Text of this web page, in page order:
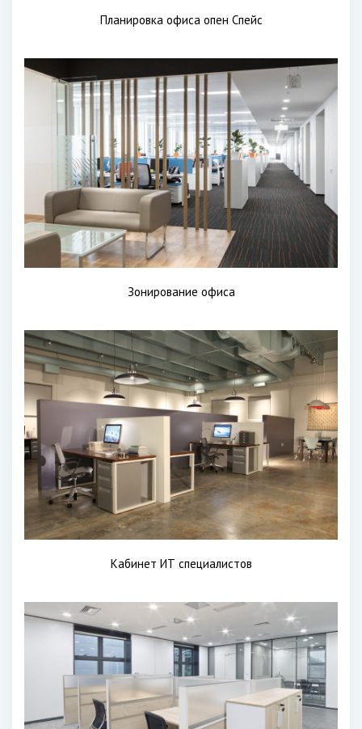
Планировка офиса опен Спейс
Зонирование офиса
Кабинет ИТ специалистов